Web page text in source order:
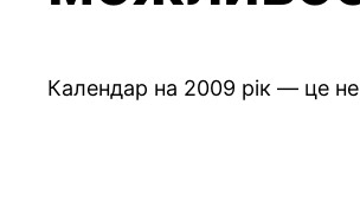
Календар на 2009 рік — це